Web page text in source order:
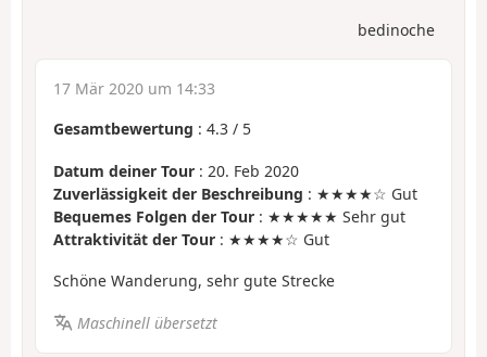
bedinoche
17 Mär 2020 um 14:33
Gesamtbewertung : 4.3 / 5
Datum deiner Tour : 20. Feb 2020
Zuverlässigkeit der Beschreibung : ★★★★☆ Gut
Bequemes Folgen der Tour : ★★★★★ Sehr gut
Attraktivität der Tour : ★★★★☆ Gut
Schöne Wanderung, sehr gute Strecke
Maschinell übersetzt